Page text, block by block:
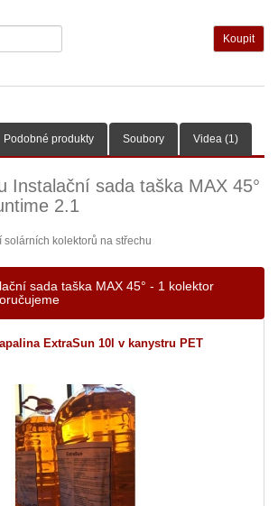
Podobné produkty Soubory Videa (1)
Instalační sada taška MAX 45°
2.1
kolektorů na střechu
sada taška MAX 45° - 1 kolektor
ExtraSun 10l v kanystru PET